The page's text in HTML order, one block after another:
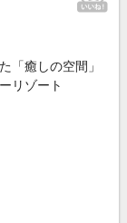
「癒しの空間」
リゾート